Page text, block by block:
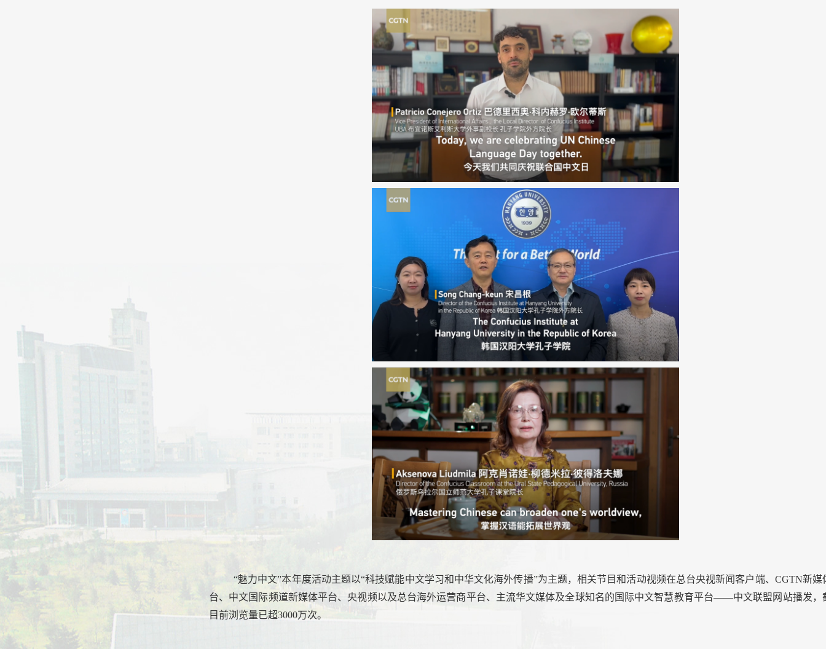
“魅力中文”本年度活动主题以“科技赋能中文学习和中华文化海外传播”为主题，相关节目和活动视频在总台央视新闻客户端、CGTN新媒
台、中文国际频道新媒体平台、央视频以及总台海外运营商平台、主流华文媒体及全球知名的国际中文智慧教育平台——中文联盟网站播发，
目前浏览量已超3000万次。